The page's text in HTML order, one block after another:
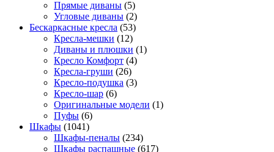
Прямые диваны (5)
Угловые диваны (2)
Бескаркасные кресла (53)
Кресла-мешки (12)
Диваны и плюшки (1)
Кресло Комфорт (4)
Кресла-груши (26)
Кресло-подушка (3)
Кресло-шар (6)
Оригинальные модели (1)
Пуфы (6)
Шкафы (1041)
Шкафы-пеналы (234)
Шкафы распашные (617)